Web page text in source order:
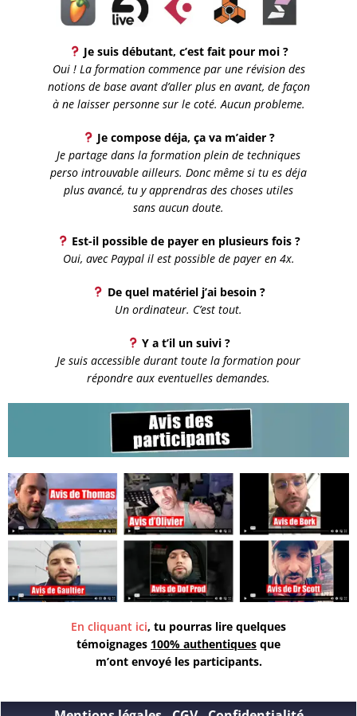
Je suis débutant, c’est fait pour moi ?
Oui ! La formation commence par une révision des
notions de base avant d’aller plus en avant, de façon
à ne laisser personne sur le coté. Aucun probleme.
Je compose déja, ça va m’aider ?
Je partage dans la formation plein de techniques
perso introuvable ailleurs. Donc même si tu es déja
plus avancé, tu y apprendras des choses utiles
sans aucun doute.
Est-il possible de payer en plusieurs fois ?
Oui, avec Paypal il est possible de payer en 4x.
De quel matériel j’ai besoin ?
Un ordinateur. C’est tout.
Y a t’il un suivi ?
Je suis accessible durant toute la formation pour
répondre aux eventuelles demandes.
En cliquant ici, tu pourras lire quelques
témoignages 100% authentiques que
m’ont envoyé les participants.